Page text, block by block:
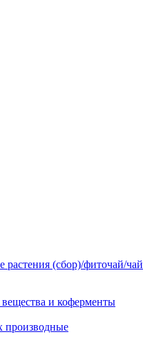
растения (сбор)/фиточай/чай
и коферменты